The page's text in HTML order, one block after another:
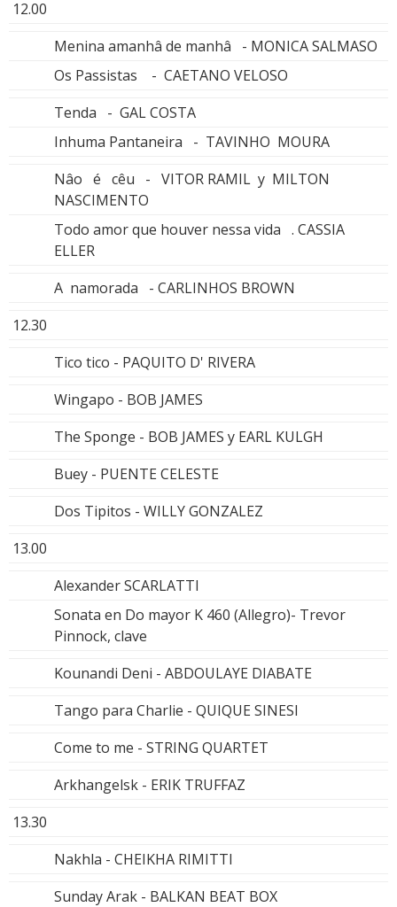
12.00
Menina amanhâ de manhâ - MONICA SALMASO
Os Passistas - CAETANO VELOSO
Tenda - GAL COSTA
Inhuma Pantaneira - TAVINHO MOURA
Nâo é cêu - VITOR RAMIL y MILTON
NASCIMENTO
Todo amor que houver nessa vida . CASSIA
ELLER
A namorada - CARLINHOS BROWN
12.30
Tico tico - PAQUITO D' RIVERA
Wingapo - BOB JAMES
The Sponge - BOB JAMES y EARL KULGH
Buey - PUENTE CELESTE
Dos Tipitos - WILLY GONZALEZ
13.00
Alexander SCARLATTI
Sonata en Do mayor K 460 (Allegro)- Trevor
Pinnock, clave
Kounandi Deni - ABDOULAYE DIABATE
Tango para Charlie - QUIQUE SINESI
Come to me - STRING QUARTET
Arkhangelsk - ERIK TRUFFAZ
13.30
Nakhla - CHEIKHA RIMITTI
Sunday Arak - BALKAN BEAT BOX